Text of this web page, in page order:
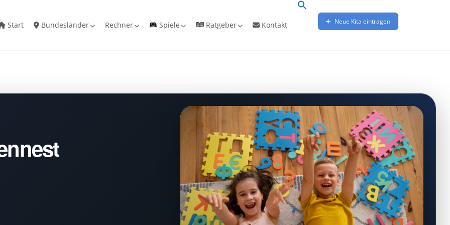
Start Bundesländer Rechner Spiele Ratgeber Kontakt Neue Kita eintragen